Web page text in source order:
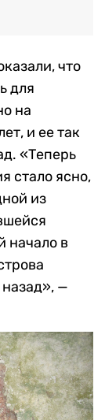
что
для
на
и ее так
«Теперь
стало ясно,
из
начало в
—